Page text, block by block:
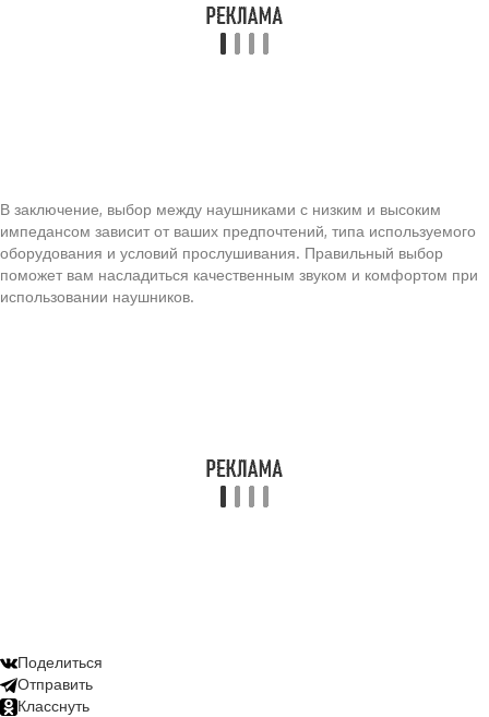
В заключение, выбор между наушниками с низким и высоким
импедансом зависит от ваших предпочтений, типа используемого
оборудования и условий прослушивания. Правильный выбор
поможет вам насладиться качественным звуком и комфортом при
использовании наушников.
Поделиться
Отправить
Класснуть